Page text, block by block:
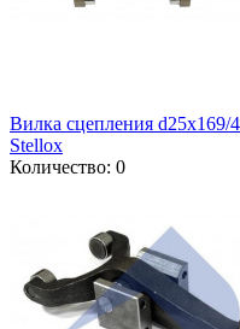
Вилка сцепления
Stellox
Количество: 0